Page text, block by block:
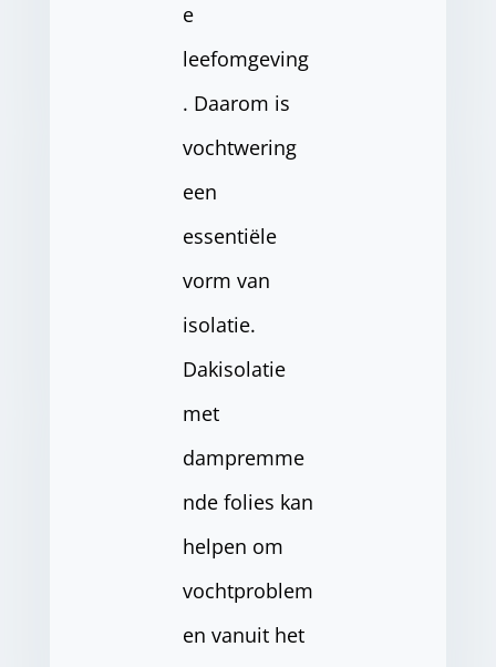
e
leefomgeving
. Daarom is
vochtwering
een
essentiële
vorm van
isolatie.
Dakisolatie
met
dampremme
nde folies kan
helpen om
vochtproblem
en vanuit het